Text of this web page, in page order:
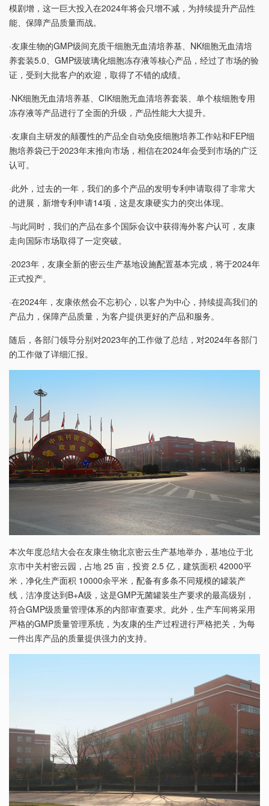
模剧增，这一巨大投入在2024年将会只增不减，为持续提升产品性
能、保障产品质量而战。
·友康生物的GMP级间充质干细胞无血清培养基、NK细胞无血清培
养套装5.0、GMP级玻璃化细胞冻存液等核心产品，经过了市场的验
证，受到大批客户的欢迎，取得了不错的成绩。
·NK细胞无血清培养基、CIK细胞无血清培养套装、单个核细胞专用
冻存液等产品进行了全面的升级，产品性能大大提升。
·友康自主研发的颠覆性的产品全自动免疫细胞培养工作站和FEP细
胞培养袋已于2023年末推向市场，相信在2024年会受到市场的广泛
认可。
·此外，过去的一年，我们的多个产品的发明专利申请取得了非常大
的进展，新增专利申请14项，这是友康硬实力的突出体现。
·与此同时，我们的产品在多个国际会议中获得海外客户认可，友康
走向国际市场取得了一定突破。
·2023年，友康全新的密云生产基地设施配置基本完成，将于2024年
正式投产。
·在2024年，友康依然会不忘初心，以客户为中心，持续提高我们的
产品力，保障产品质量，为客户提供更好的产品和服务。
随后，各部门领导分别对2023年的工作做了总结，对2024年各部门
的工作做了详细汇报。
本次年度总结大会在友康生物北京密云生产基地举办，基地位于北
京市中关村密云园，占地 25 亩，投资 2.5 亿，建筑面积 42000平
米，净化生产面积 10000余平米，配备有多条不同规模的罐装产
线，洁净度达到B+A级，这是GMP无菌罐装生产要求的最高级别，
符合GMP级质量管理体系的内部审查要求。此外，生产车间将采用
严格的GMP质量管理系统，为友康的生产过程进行严格把关，为每
一件出库产品的质量提供强力的支持。